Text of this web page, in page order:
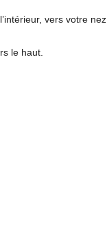
vers votre nez.
le haut.